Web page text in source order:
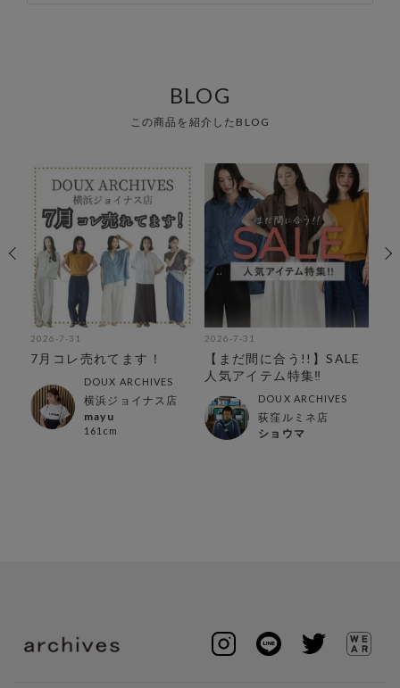
BLOG
この商品を紹介したBLOG
2026-7-31
7月コレ売れてます！
DOUX ARCHIVES
横浜ジョイナス店
mayu
161cm
2026-7-31
【まだ間に合う!!】SALE
人気アイテム特集‼︎
DOUX ARCHIVES
荻窪ルミネ店
ショウマ